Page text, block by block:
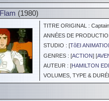
(1980)
TITRE ORIGINAL :
ANNÉES DE
STUDIO : [TôEI
GENRES : [ACTION] [
AUTEUR : [HAMILTON
VOLUMES, TYPE &